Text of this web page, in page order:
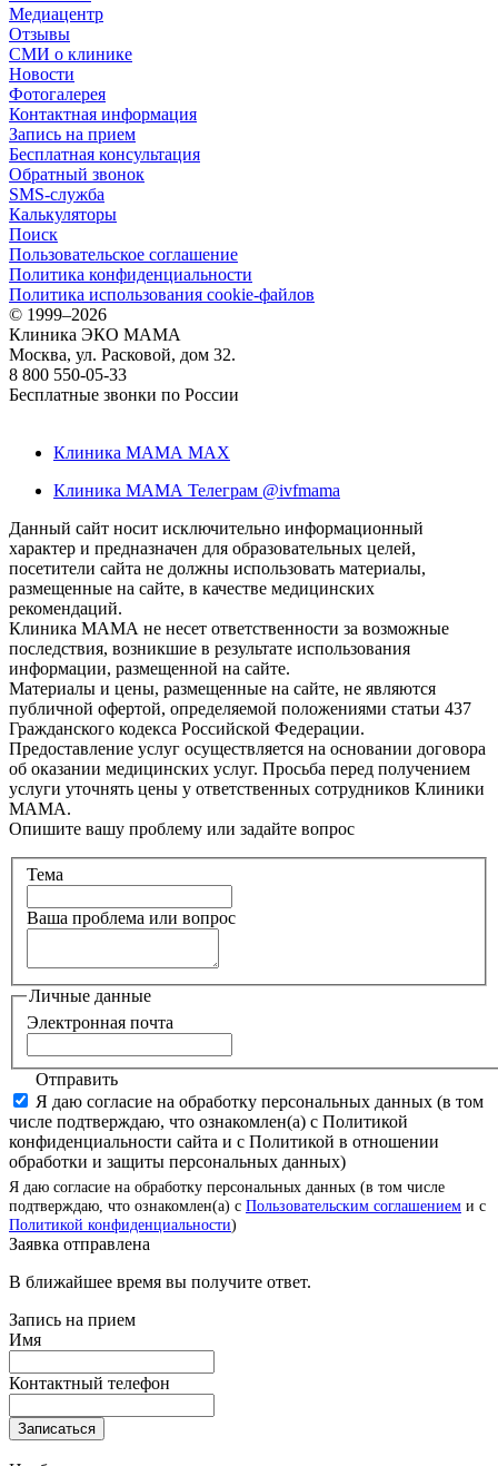
Медиацентр
Отзывы
СМИ о клинике
Новости
Фотогалерея
Контактная информация
Запись на прием
Бесплатная консультация
Обратный звонок
SMS-служба
Калькуляторы
Поиск
Пользовательское соглашение
Политика конфиденциальности
Политика использования cookie-файлов
© 1999–2026
Клиника ЭКО МАМА
Москва, ул. Расковой, дом 32.
8 800 550-05-33
Бесплатные звонки по России
Клиника МАМА MAX
Клиника МАМА Телеграм @ivfmama
Данный сайт носит исключительно информационный
характер и предназначен для образовательных целей,
посетители сайта не должны использовать материалы,
размещенные на сайте, в качестве медицинских
рекомендаций.
Клиника МАМА не несет ответственности за возможные
последствия, возникшие в результате использования
информации, размещенной на сайте.
Материалы и цены, размещенные на сайте, не являются
публичной офертой, определяемой положениями статьи 437
Гражданского кодекса Российской Федерации.
Предоставление услуг осуществляется на основании договора
об оказании медицинских услуг. Просьба перед получением
услуги уточнять цены у ответственных сотрудников Клиники
МАМА.
Опишите вашу проблему или задайте вопрос
Тема
Ваша проблема или вопрос
Личные данные
Электронная почта
Отправить
Я даю согласие на обработку персональных данных (в том
числе подтверждаю, что ознакомлен(а) с Политикой
конфиденциальности сайта и с Политикой в отношении
обработки и защиты персональных данных)
Я даю согласие на обработку персональных данных (в том числе
подтверждаю, что ознакомлен(а) с Пользовательским соглашением и с
Политикой конфиденциальности)
Заявка отправлена
В ближайшее время вы получите ответ.
Запись на прием
Имя
Контактный телефон
Записаться